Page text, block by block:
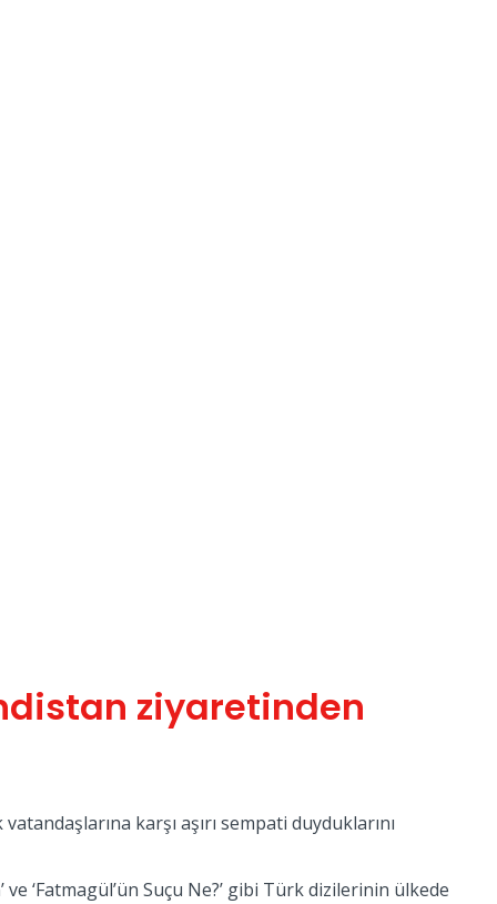
ziyaretinden
karşı aşırı sempati duyduklarını
‘Fatmagül’ün Suçu Ne?’ gibi Türk dizilerinin ülkede